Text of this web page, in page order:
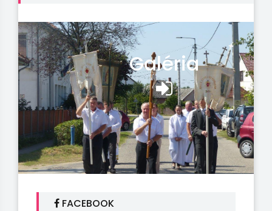
Galéria
FACEBOOK